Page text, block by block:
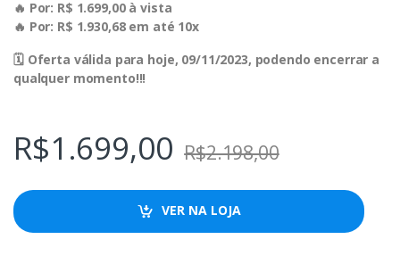
🔥 Por: R$ 1.699,00 à vista
🔥 Por: R$ 1.930,68 em até 10x
🗓 Oferta válida para hoje, 09/11/2023, podendo encerrar a
qualquer momento!!!
R$1.699,00 R$2.198,00
VER NA LOJA